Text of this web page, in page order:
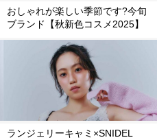
おしゃれが楽しい季節です?今旬
ブランド【秋新色コスメ2025】
ランジェリーキャミ×SNIDEL